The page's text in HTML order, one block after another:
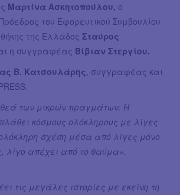
Μαρτίνα Ασκητοπούλου, ο
του Εφορευτικού Συμβουλίου
της Ελλάδος Σταύρος
η συγγραφέας Βίβιαν Στεργίου.
Β. Κατσουλάρης, συγγραφέας και
θεά των μικρών πραγμάτων. Η
κόσμους ολόκληρους με λίγες
σχέση μέσα από λίγες μόνο
λίγο απέχει από το θαύμα».
τις μεγάλες ιστορίες με εκείνη τη